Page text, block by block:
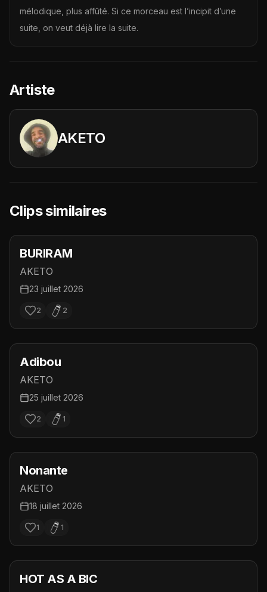
mélodique, plus affûté. Si ce morceau est l’incipit d’une
suite, on veut déjà lire la suite.
Artiste
AKETO
Clips similaires
BURIRAM
AKETO
23 juillet 2026
2 2
Adibou
AKETO
25 juillet 2026
2 1
Nonante
AKETO
18 juillet 2026
1 1
HOT AS A BIC